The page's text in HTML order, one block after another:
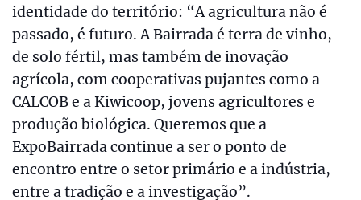
identidade do território: “A agricultura não é
passado, é futuro. A Bairrada é terra de vinho,
de solo fértil, mas também de inovação
agrícola, com cooperativas pujantes como a
CALCOB e a Kiwicoop, jovens agricultores e
produção biológica. Queremos que a
ExpoBairrada continue a ser o ponto de
encontro entre o setor primário e a indústria,
entre a tradição e a investigação”.